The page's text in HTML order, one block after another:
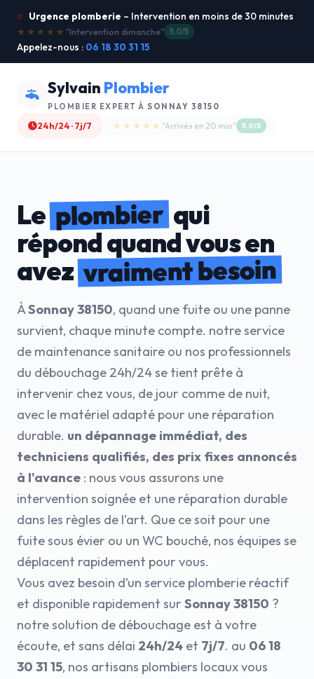
Urgence plomberie – Intervention en moins de 30 minutes
★★★★★ "Service ultra rapide !" 5.0/5
Appelez-nous : 06 18 30 31 15
Sylvain Plombier
PLOMBIER EXPERT À SONNAY 38150
24h/24 · 7j/7 ★★★★☆ "Devis gratuit" 4.8/5
Leplombierqui
répond quand vous en
avezvraiment besoin
ÀSonnay 38150, quand une fuite ou une panne
survient, chaque minute compte. notre service
de maintenance sanitaire ou nos professionnels
du débouchage 24h/24 se tient prête à
intervenir chez vous, de jour comme de nuit,
avec le matériel adapté pour une réparation
durable. un dépannage immédiat, des
techniciens qualifiés, des prix fixes annoncés
à l'avance : nous vous assurons une
intervention soignée et une réparation durable
dans les règles de l'art. Que ce soit pour une
fuite sous évier ou un WC bouché, nos équipes se
déplacent rapidement pour vous.
Vous avez besoin d’un service plomberie réactif
et disponible rapidement sur Sonnay 38150 ?
notre solution de débouchage est à votre
écoute, et sans délai 24h/24 et 7j/7. au 06 18
30 31 15, nos artisans plombiers locaux vous